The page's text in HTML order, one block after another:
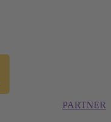
PARTNER